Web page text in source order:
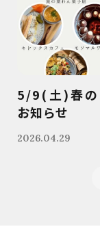
5/9(土)春の
お知らせ
2026.04.29